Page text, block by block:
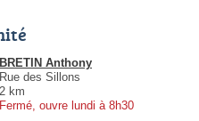
BRETIN Anthony
Rue des Sillons
2 km
Fermé, ouvre lundi à 8h30